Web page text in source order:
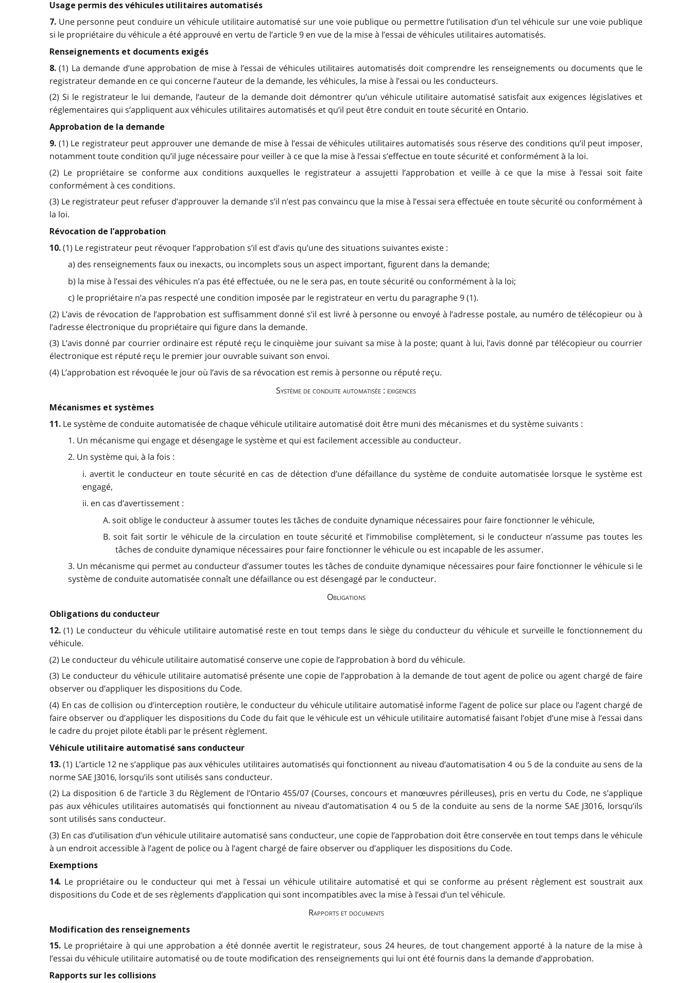
Usage permis des véhicules utilitaires automatisés
7. Une personne peut conduire un véhicule utilitaire automatisé sur une voie publique ou permettre l’utilisation d’un tel véhicule sur une voie publique
si le propriétaire du véhicule a été approuvé en vertu de l’article 9 en vue de la mise à l’essai de véhicules utilitaires automatisés.
Renseignements et documents exigés
8.(1) La demande d’une approbation de mise à l’essai de véhicules utilitaires automatisés doit comprendre les renseignements ou documents que le
registrateur demande en ce qui concerne l’auteur de la demande, les véhicules, la mise à l’essai ou les conducteurs.
(2) Si le registrateur le lui demande, l’auteur de la demande doit démontrer qu’un véhicule utilitaire automatisé satisfait aux exigences législatives et
réglementaires qui s’appliquent aux véhicules utilitaires automatisés et qu’il peut être conduit en toute sécurité en Ontario.
Approbation de la demande
9. (1) Le registrateur peut approuver une demande de mise à l’essai de véhicules utilitaires automatisés sous réserve des conditions qu’il peut imposer,
notamment toute condition qu’il juge nécessaire pour veiller à ce que la mise à l’essai s’effectue en toute sécurité et conformément à la loi.
(2) Le propriétaire se conforme aux conditions auxquelles le registrateur a assujetti l’approbation et veille à ce que la mise à l’essai soit faite
conformément à ces conditions.
(3) Le registrateur peut refuser d’approuver la demande s’il n’est pas convaincu que la mise à l’essai sera effectuée en toute sécurité ou conformément à
la loi.
Révocation de l’approbation
10. (1) Le registrateur peut révoquer l’approbation s’il est d’avis qu’une des situations suivantes existe :
a) des renseignements faux ou inexacts, ou incomplets sous un aspect important, figurent dans la demande;
b) la mise à l’essai des véhicules n’a pas été effectuée, ou ne le sera pas, en toute sécurité ou conformément à la loi;
c) le propriétaire n’a pas respecté une condition imposée par le registrateur en vertu du paragraphe 9 (1).
(2) L’avis de révocation de l’approbation est suffisamment donné s’il est livré à personne ou envoyé à l’adresse postale, au numéro de télécopieur ou à
l’adresse électronique du propriétaire qui figure dans la demande.
(3) L’avis donné par courrier ordinaire est réputé reçu le cinquième jour suivant sa mise à la poste; quant à lui, l’avis donné par télécopieur ou courrier
électronique est réputé reçu le premier jour ouvrable suivant son envoi.
(4) L’approbation est révoquée le jour où l’avis de sa révocation est remis à personne ou réputé reçu.
Système de conduite automatisée : exigences
Mécanismes et systèmes
11. Le système de conduite automatisée de chaque véhicule utilitaire automatisé doit être muni des mécanismes et du système suivants :
1. Un mécanisme qui engage et désengage le système et qui est facilement accessible au conducteur.
2. Un système qui, à la fois :
i. avertit le conducteur en toute sécurité en cas de détection d’une défaillance du système de conduite automatisée lorsque le système est
engagé,
ii. en cas d’avertissement :
A. soit oblige le conducteur à assumer toutes les tâches de conduite dynamique nécessaires pour faire fonctionner le véhicule,
B. soit fait sortir le véhicule de la circulation en toute sécurité et l’immobilise complètement, si le conducteur n’assume pas toutes les
tâches de conduite dynamique nécessaires pour faire fonctionner le véhicule ou est incapable de les assumer.
3. Un mécanisme qui permet au conducteur d’assumer toutes les tâches de conduite dynamique nécessaires pour faire fonctionner le véhicule si le
système de conduite automatisée connaît une défaillance ou est désengagé par le conducteur.
Obligations
Obligations du conducteur
12.(1) Le conducteur du véhicule utilitaire automatisé reste en tout temps dans le siège du conducteur du véhicule et surveille le fonctionnement du
véhicule.
(2) Le conducteur du véhicule utilitaire automatisé conserve une copie de l’approbation à bord du véhicule.
(3) Le conducteur du véhicule utilitaire automatisé présente une copie de l’approbation à la demande de tout agent de police ou agent chargé de faire
observer ou d’appliquer les dispositions du Code.
(4) En cas de collision ou d’interception routière, le conducteur du véhicule utilitaire automatisé informe l’agent de police sur place ou l’agent chargé de
faire observer ou d’appliquer les dispositions du Code du fait que le véhicule est un véhicule utilitaire automatisé faisant l’objet d’une mise à l’essai dans
le cadre du projet pilote établi par le présent règlement.
Véhicule utilitaire automatisé sans conducteur
13.(1) L’article 12 ne s’applique pas aux véhicules utilitaires automatisés qui fonctionnent au niveau d’automatisation 4 ou 5 de la conduite au sens de la
norme SAE J3016, lorsqu’ils sont utilisés sans conducteur.
(2) La disposition 6 de l’article 3 du Règlement de l’Ontario 455/07 (Courses, concours et manœuvres périlleuses), pris en vertu du Code, ne s’applique
pas aux véhicules utilitaires automatisés qui fonctionnent au niveau d’automatisation 4 ou 5 de la conduite au sens de la norme SAE J3016, lorsqu’ils
sont utilisés sans conducteur.
(3) En cas d’utilisation d’un véhicule utilitaire automatisé sans conducteur, une copie de l’approbation doit être conservée en tout temps dans le véhicule
à un endroit accessible à l’agent de police ou à l’agent chargé de faire observer ou d’appliquer les dispositions du Code.
Exemptions
14. Le propriétaire ou le conducteur qui met à l’essai un véhicule utilitaire automatisé et qui se conforme au présent règlement est soustrait aux
dispositions du Code et de ses règlements d’application qui sont incompatibles avec la mise à l’essai d’un tel véhicule.
Rapports et documents
Modification des renseignements
15. Le propriétaire à qui une approbation a été donnée avertit le registrateur, sous 24 heures, de tout changement apporté à la nature de la mise à
l’essai du véhicule utilitaire automatisé ou de toute modification des renseignements qui lui ont été fournis dans la demande d’approbation.
Rapports sur les collisions